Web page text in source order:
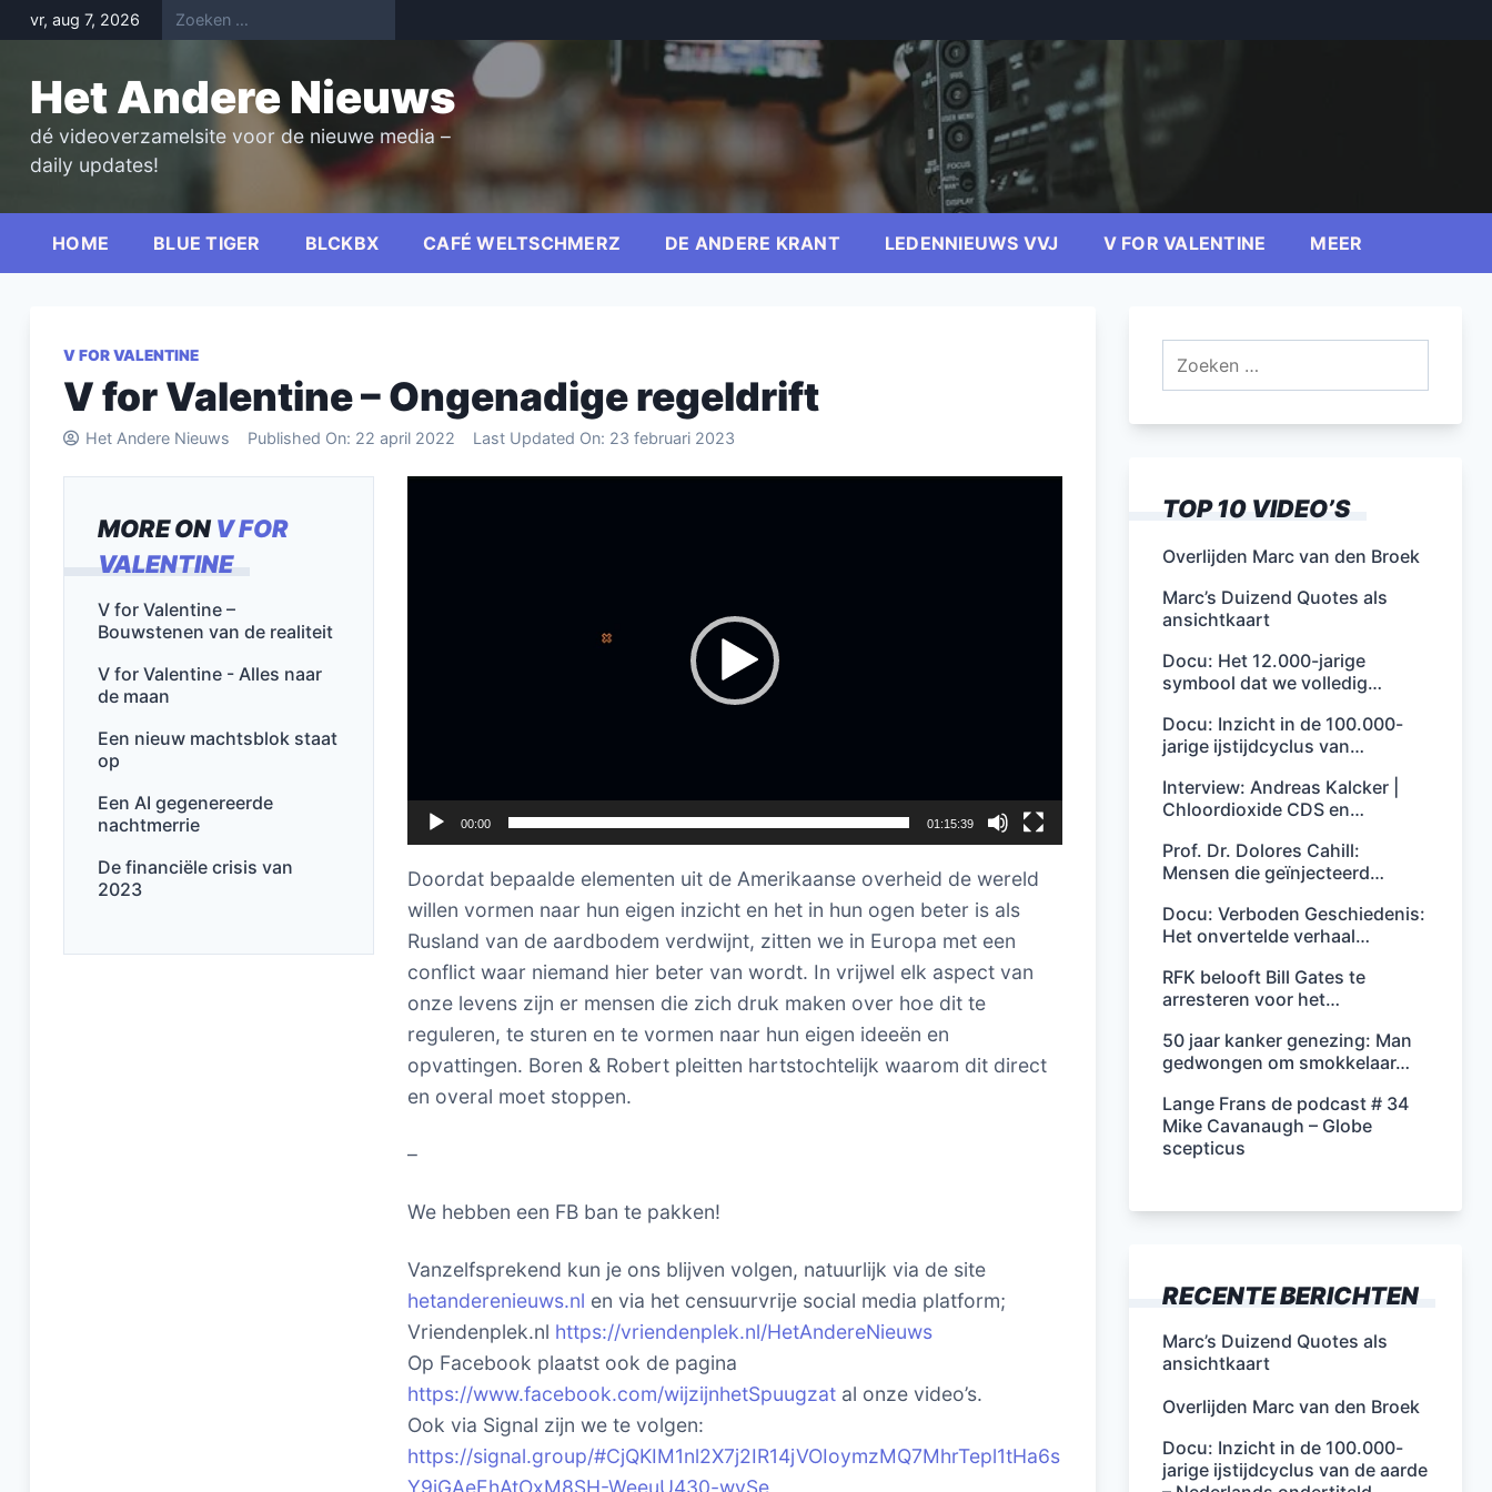
Skip
to
vr, aug 7, 2026
Het Andere Nieuws
dé videoverzamelsite voor de nieuwe media –
daily updates!
HOME BLUE TIGER BLCKBX CAFÉ WELTSCHMERZ DE ANDERE KRANT LEDENNIEUWS VVJ V FOR VALENTINE MEER
V FOR VALENTINE
V for Valentine – Ongenadige regeldrift
Het Andere Nieuws Published On: 22 april 2022 Last Updated On: 23 februari 2023
MORE ONV FOR
VALENTINE
V for Valentine –
Bouwstenen van de realiteit
V for Valentine - Alles naar
de maan
Een nieuw machtsblok staat
op
Een AI gegenereerde
nachtmerrie
De financiële crisis van
2023
00:00 01:15:39
Doordat bepaalde elementen uit de Amerikaanse overheid de wereld
willen vormen naar hun eigen inzicht en het in hun ogen beter is als
Rusland van de aardbodem verdwijnt, zitten we in Europa met een
conflict waar niemand hier beter van wordt. In vrijwel elk aspect van
onze levens zijn er mensen die zich druk maken over hoe dit te
reguleren, te sturen en te vormen naar hun eigen ideeën en
opvattingen. Boren & Robert pleitten hartstochtelijk waarom dit direct
en overal moet stoppen.
–
We hebben een FB ban te pakken!
Vanzelfsprekend kun je ons blijven volgen, natuurlijk via de site
hetanderenieuws.nl en via het censuurvrije social media platform;
Vriendenplek.nl https://vriendenplek.nl/HetAndereNieuws
Op Facebook plaatst ook de pagina
https://www.facebook.com/wijzijnhetSpuugzat al onze video’s.
Ook via Signal zijn we te volgen:
https://signal.group/#CjQKIM1nl2X7j2IR14jVOIoymzMQ7MhrTepl1tHa6s
TOP 10 VIDEO’S
Overlijden Marc van den Broek
Marc’s Duizend Quotes als
ansichtkaart
Docu: Het 12.000-jarige
symbool dat we volledig…
Docu: Inzicht in de 100.000-
jarige ijstijdcyclus van…
Interview: Andreas Kalcker |
Chloordioxide CDS en…
Prof. Dr. Dolores Cahill:
Mensen die geïnjecteerd…
Docu: Verboden Geschiedenis:
Het onvertelde verhaal…
RFK belooft Bill Gates te
arresteren voor het…
50 jaar kanker genezing: Man
gedwongen om smokkelaar…
Lange Frans de podcast # 34
Mike Cavanaugh – Globe
scepticus
RECENTE BERICHTEN
Marc’s Duizend Quotes als
ansichtkaart
Overlijden Marc van den Broek
Docu: Inzicht in de 100.000-
jarige ijstijdcyclus van de aarde